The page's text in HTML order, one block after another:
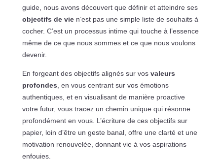
guide, nous avons découvert que définir et atteindre ses
objectifs de vien’est pas une simple liste de souhaits à
cocher. C’est un processus intime qui touche à l’essence
même de ce que nous sommes et ce que nous voulons
devenir.
En forgeant des objectifs alignés sur vos valeurs
profondes , en vous centrant sur vos émotions
authentiques, et en visualisant de manière proactive
votre futur, vous tracez un chemin unique qui résonne
profondément en vous. L’écriture de ces objectifs sur
papier, loin d’être un geste banal, offre une clarté et une
motivation renouvelée, donnant vie à vos aspirations
enfouies.